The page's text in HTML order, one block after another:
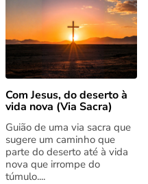
Com Jesus, do deserto à
vida nova (Via Sacra)
Guião de uma via sacra que
sugere um caminho que
parte do deserto até à vida
nova que irrompe do
túmulo....